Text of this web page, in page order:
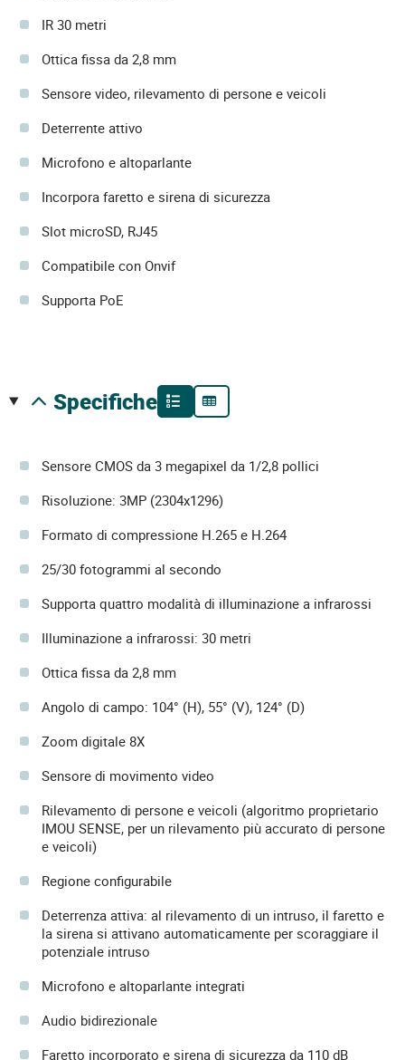
IR 30 metri
Ottica fissa da 2,8 mm
Sensore video, rilevamento di persone e veicoli
Deterrente attivo
Microfono e altoparlante
Incorpora faretto e sirena di sicurezza
Slot microSD, RJ45
Compatibile con Onvif
Supporta PoE
specifiche
Sensore CMOS da 3 megapixel da 1/2,8 pollici
Risoluzione: 3MP (2304x1296)
Formato di compressione H.265 e H.264
25/30 fotogrammi al secondo
Supporta quattro modalità di illuminazione a infrarossi
Illuminazione a infrarossi: 30 metri
Ottica fissa da 2,8 mm
Angolo di campo: 104° (H), 55° (V), 124° (D)
Zoom digitale 8X
Sensore di movimento video
Rilevamento di persone e veicoli (algoritmo proprietario
IMOU SENSE, per un rilevamento più accurato di persone
e veicoli)
Regione configurabile
Deterrenza attiva: al rilevamento di un intruso, il faretto e
la sirena si attivano automaticamente per scoraggiare il
potenziale intruso
Microfono e altoparlante integrati
Audio bidirezionale
Faretto incorporato e sirena di sicurezza da 110 dB